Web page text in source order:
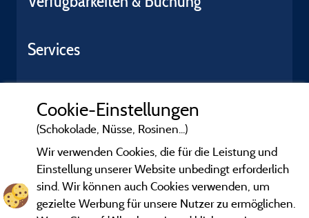
Services
Cookie-Einstellungen
(Schokolade, Nüsse, Rosinen...)
Wir verwenden Cookies, die für die Leistung und
Einstellung unserer Website unbedingt erforderlich
sind. Wir können auch Cookies verwenden, um
gezielte Werbung für unsere Nutzer zu ermöglichen.